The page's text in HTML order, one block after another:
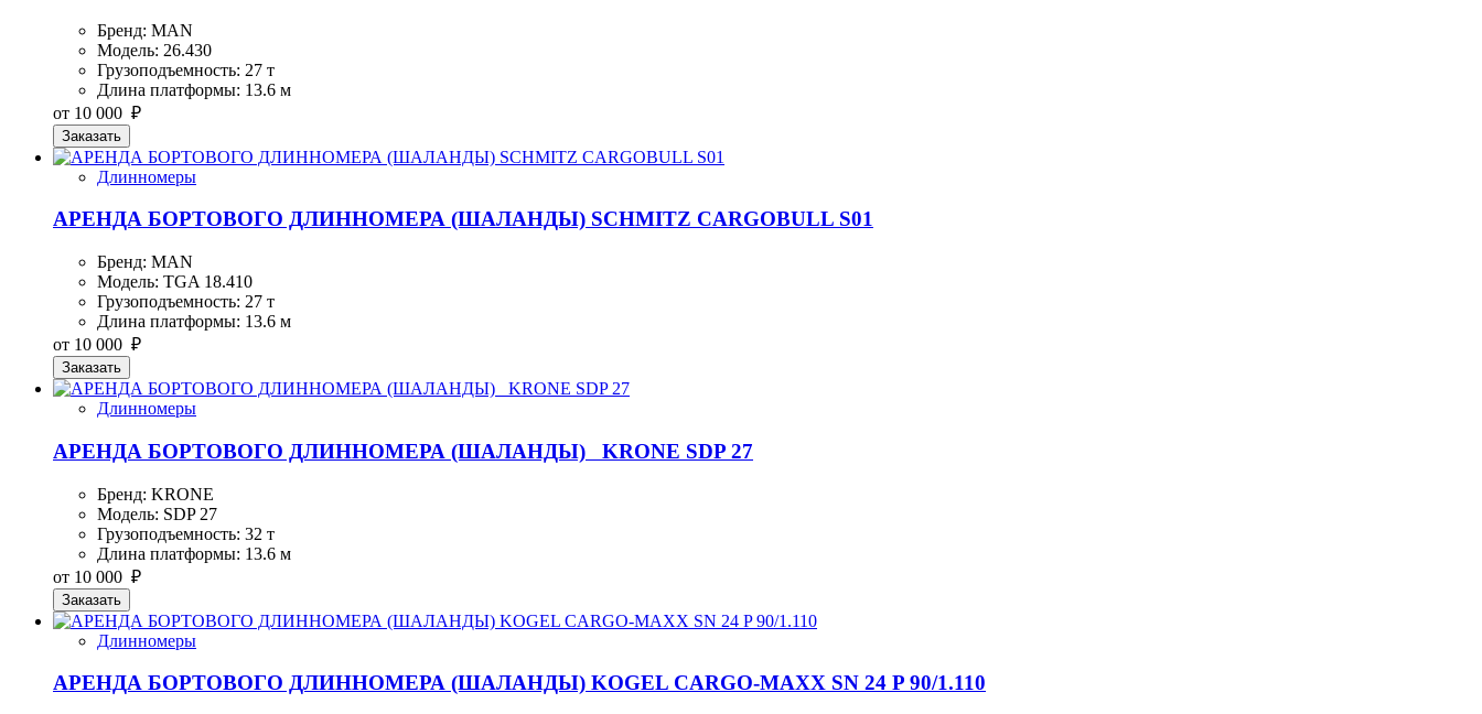
Бренд: MAN
Модель: 26.430
Грузоподъемность: 27 т
Длина платформы: 13.6 м
от 10 000 ₽
Заказать
Длинномеры
АРЕНДА БОРТОВОГО ДЛИННОМЕРА (ШАЛАНДЫ) SCHMITZ CARGOBULL S01
Бренд: MAN
Модель: TGA 18.410
Грузоподъемность: 27 т
Длина платформы: 13.6 м
от 10 000 ₽
Заказать
Длинномеры
АРЕНДА БОРТОВОГО ДЛИННОМЕРА (ШАЛАНДЫ) KRONE SDP 27
Бренд: KRONE
Модель: SDP 27
Грузоподъемность: 32 т
Длина платформы: 13.6 м
от 10 000 ₽
Заказать
Длинномеры
АРЕНДА БОРТОВОГО ДЛИННОМЕРА (ШАЛАНДЫ) KOGEL CARGO-MAXX SN 24 P 90/1.110